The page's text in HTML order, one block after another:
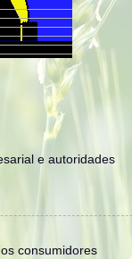
e autoridades
consumidores